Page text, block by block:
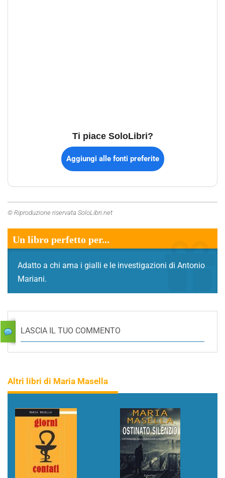
Ti piace SoloLibri?
Aggiungi alle fonti preferite
© Riproduzione riservata SoloLibri.net
Un libro perfetto per...
Adatto a chi ama i gialli e le investigazioni di Antonio
Mariani.
LASCIA IL TUO COMMENTO
Altri libri di Maria Masella